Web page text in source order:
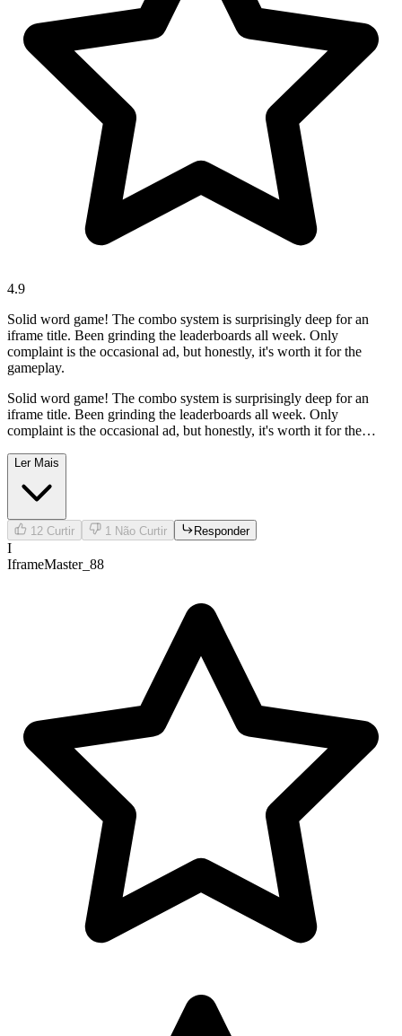
4.9
Solid word game! The combo system is surprisingly deep for an
iframe title. Been grinding the leaderboards all week. Only
complaint is the occasional ad, but honestly, it's worth it for the
gameplay.
Solid word game! The combo system is surprisingly deep for an
iframe title. Been grinding the leaderboards all week. Only
complaint is the occasional ad, but honestly, it's worth it for the
Ler Mais
12 Curtir 1 Não Curtir Responder
I
IframeMaster_88